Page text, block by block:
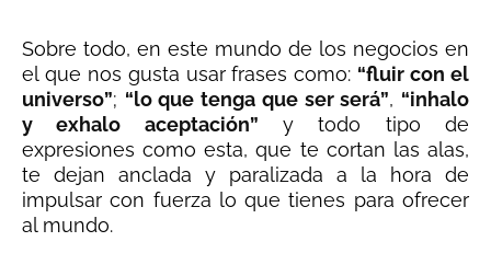
Sobre todo, en este mundo de los negocios en
el que nos gusta usar frases como: “fluir con el
universo”; “lo que tenga que ser será”, “inhalo
y exhalo aceptación” y todo tipo de
expresiones como esta, que te cortan las alas,
te dejan anclada y paralizada a la hora de
impulsar con fuerza lo que tienes para ofrecer
al mundo.